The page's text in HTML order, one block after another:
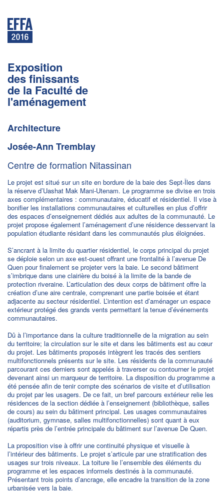
Exposition
des finissants
de la Faculté de
l'aménagement
Architecture
Josée-Ann Tremblay
Centre de formation Nitassinan
Le projet est situé sur un site en bordure de la baie des Sept-Îles dans
la réserve d’Uashat Mak Mani-Utenam. Le programme se divise en trois
axes complémentaires : communautaire, éducatif et résidentiel. Il vise à
bonifier les installations communautaires et culturelles en plus d’offrir
des espaces d’enseignement dédiés aux adultes de la communauté. Le
projet propose également l’aménagement d’une résidence desservant la
population étudiante résidant dans les communautés plus éloignées.
S’ancrant à la limite du quartier résidentiel, le corps principal du projet
se déploie selon un axe est-ouest offrant une frontalité à l’avenue De
Quen pour finalement se projeter vers la baie. Le second bâtiment
s’imbrique dans une clairière du boisé à la limite de la bande de
protection riveraine. L’articulation des deux corps de bâtiment offre la
création d’une aire centrale, comprenant une partie boisée et étant
adjacente au secteur résidentiel. L’intention est d’aménager un espace
extérieur protégé des grands vents permettant la tenue d’événements
communautaires.
Dû à l’importance dans la culture traditionnelle de la migration au sein
du territoire; la circulation sur le site et dans les bâtiments est au cœur
du projet. Les bâtiments proposés intègrent les tracés des sentiers
multifonctionnels présents sur le site. Les résidents de la communauté
parcourant ces derniers sont appelés à traverser ou contourner le projet
devenant ainsi un marqueur de territoire. La disposition du programme a
été pensée afin de tenir compte des scénarios de visite et d’utilisation
du projet par les usagers. De ce fait, un bref parcours extérieur relie les
résidences de la section dédiée à l’enseignement (bibliothèque, salles
de cours) au sein du bâtiment principal. Les usages communautaires
(auditorium, gymnase, salles multifonctionnelles) sont quant à eux
répartis près de l’entrée principale du bâtiment sur l’avenue De Quen.
La proposition vise à offrir une continuité physique et visuelle à
l’intérieur des bâtiments. Le projet s’articule par une stratification des
usages sur trois niveaux. La toiture lie l’ensemble des éléments du
programme et les espaces informels destinés à la communauté.
Présentant trois points d’ancrage, elle encadre la transition de la zone
urbanisée vers la baie.